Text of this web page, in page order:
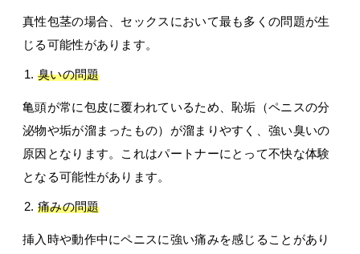
真性包茎の場合、セックスにおいて最も多くの問題が生
じる可能性があります。
臭いの問題
亀頭が常に包皮に覆われているため、恥垢（ペニスの分
泌物や垢が溜まったもの）が溜まりやすく、強い臭いの
原因となります。これはパートナーにとって不快な体験
となる可能性があります。
痛みの問題
挿入時や動作中にペニスに強い痛みを感じることがあり